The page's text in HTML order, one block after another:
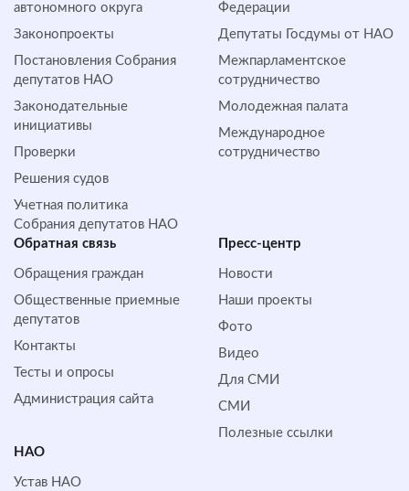
автономного округа
Законопроекты
Постановления Собрания
депутатов НАО
Законодательные
инициативы
Проверки
Решения судов
Учетная политика
Собрания депутатов НАО
Федерации
Депутаты Госдумы от НАО
Межпарламентское
сотрудничество
Молодежная палата
Международное
сотрудничество
Обратная cвязь
Обращения граждан
Общественные приемные
депутатов
Контакты
Тесты и опросы
Администрация сайта
Пресс-центр
Новости
Наши проекты
Фото
Видео
Для СМИ
СМИ
Полезные ссылки
НАО
Устав НАО